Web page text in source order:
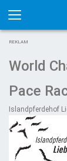
Toggle
navigation
REKLAM
World
Pace
Islandpferdehof